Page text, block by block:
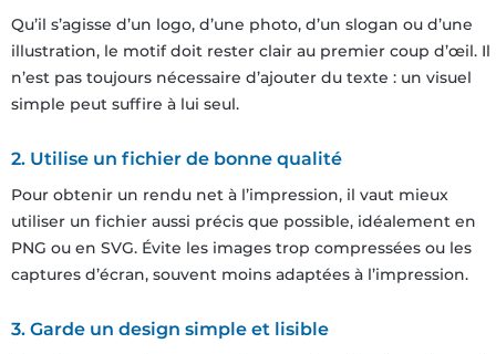
Qu’il s’agisse d’un logo, d’une photo, d’un slogan ou d’une
illustration, le motif doit rester clair au premier coup d’œil. Il
n’est pas toujours nécessaire d’ajouter du texte : un visuel
simple peut suffire à lui seul.
2. Utilise un fichier de bonne qualité
Pour obtenir un rendu net à l’impression, il vaut mieux
utiliser un fichier aussi précis que possible, idéalement en
PNG ou en SVG. Évite les images trop compressées ou les
captures d’écran, souvent moins adaptées à l’impression.
3. Garde un design simple et lisible